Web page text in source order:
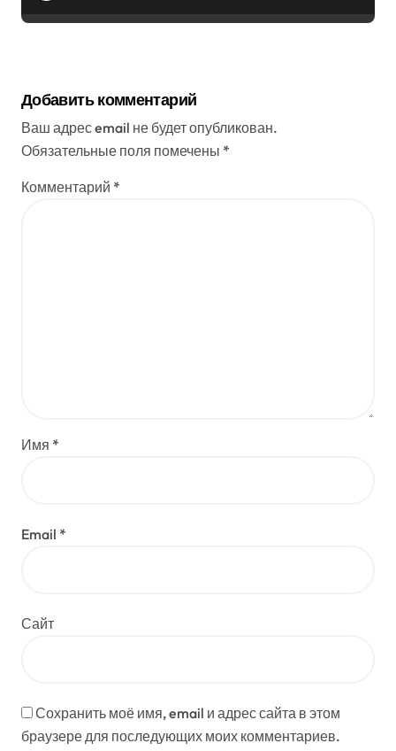
Добавить комментарий
Ваш адрес email не будет опубликован.
Обязательные поля помечены *
Комментарий *
Имя *
Email *
Сайт
Сохранить моё имя, email и адрес сайта в этом
браузере для последующих моих комментариев.